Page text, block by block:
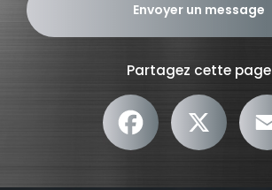
Envoyer un message
Partagez cette page
Facebook